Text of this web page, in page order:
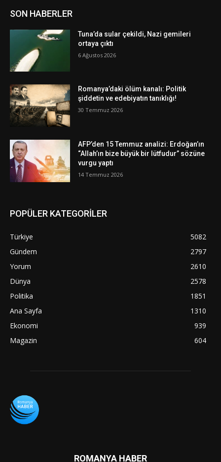
SON HABERLER
Tuna’da sular çekildi, Nazi gemileri
ortaya çıktı
6 Ağustos 2026
Romanya’daki ölüm kanalı: Politik
şiddetin ve edebiyatın tanıklığı!
30 Temmuz 2026
AFP’den 15 Temmuz analizi: Erdoğan’ın
“Allah’ın bize büyük bir lütfudur” sözüne
vurgu yaptı
14 Temmuz 2026
POPÜLER KATEGORİLER
Türkiye
5082
Gündem
2797
Yorum
2610
Dünya
2578
Politika
1851
Ana Sayfa
1310
Ekonomi
939
Magazin
604
ROMANYA HABER